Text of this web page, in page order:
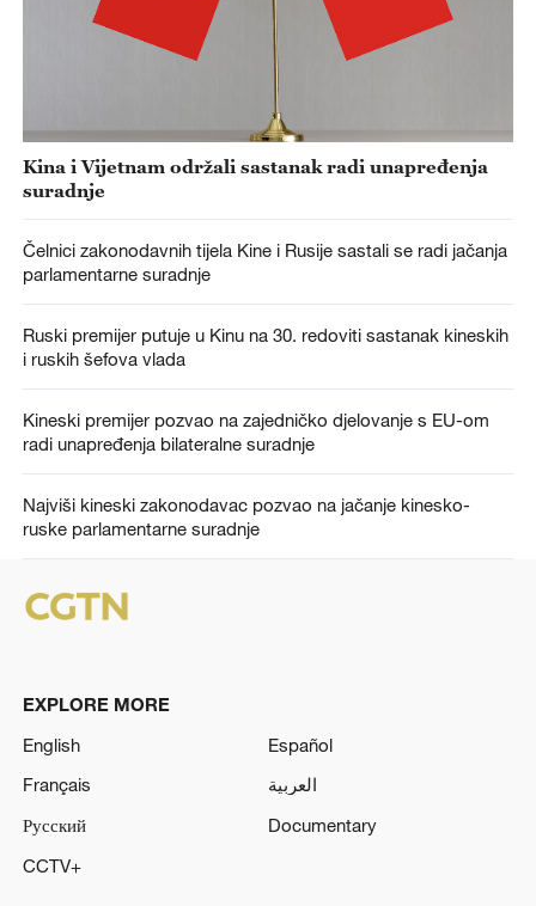
Kina i Vijetnam održali sastanak radi unapređenja
suradnje
Čelnici zakonodavnih tijela Kine i Rusije sastali se radi jačanja
parlamentarne suradnje
Ruski premijer putuje u Kinu na 30. redoviti sastanak kineskih
i ruskih šefova vlada
Kineski premijer pozvao na zajedničko djelovanje s EU-om
radi unapređenja bilateralne suradnje
Najviši kineski zakonodavac pozvao na jačanje kinesko-
ruske parlamentarne suradnje
EXPLORE MORE
English
Español
Français
العربية
Русский
Documentary
CCTV+